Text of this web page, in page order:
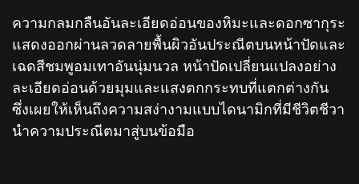
ความกลมกลืนอันละเอียดอ่อนของหิมะและดอกซากุระ
แสดงออกผ่านลวดลายพื้นผิวอันประณีตบนหน้าปัดและ
เฉดสีชมพูอมเทาอันนุ่มนวล หน้าปัดเปลี่ยนแปลงอย่าง
ละเอียดอ่อนด้วยมุมและแสงตกกระทบที่แตกต่างกัน
ซึ่งเผยให้เห็นถึงความสง่างามแบบไดนามิกที่มีชีวิตชีวา
นำความประณีตมาสู่บนข้อมือ